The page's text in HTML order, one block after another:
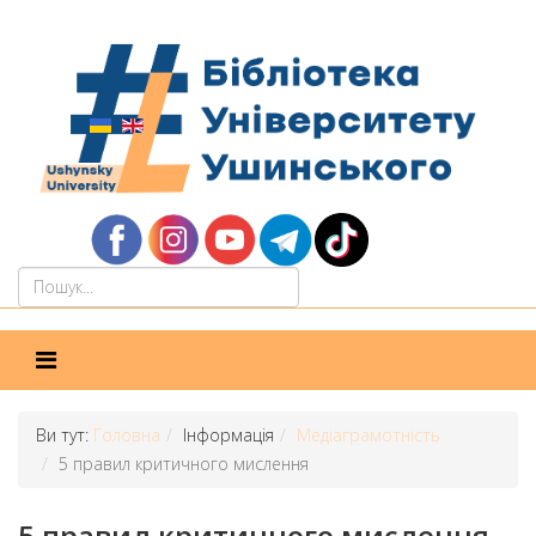
Ви тут: Головна Інформація
Медіаграмотність
5 правил критичного мислення